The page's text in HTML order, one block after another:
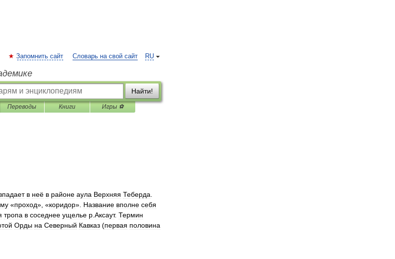
RU
Запомнить сайт Словарь на свой сайт
Найти!
Переводы Книги Игры ⚽
в неё в районе аула Верхняя Теберда
«проход», «коридор». Название вполне себя
тропа в соседнее ущелье р Аксаут. Термин
Орды на Северный Кавказ (первая половина